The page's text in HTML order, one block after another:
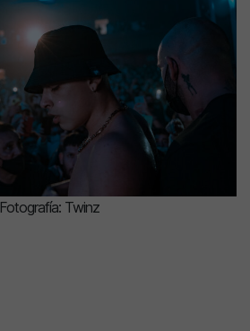
Fotografía: Twinz